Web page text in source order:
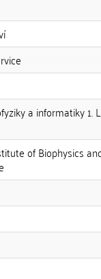
a informatiky 1.
of Biophysics